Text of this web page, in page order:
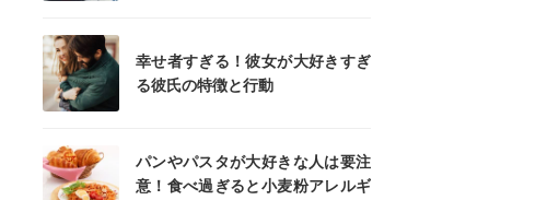
幸せ者すぎる！彼女が大好きすぎ
る彼氏の特徴と行動
パンやパスタが大好きな人は要注
意！食べ過ぎると小麦粉アレルギ